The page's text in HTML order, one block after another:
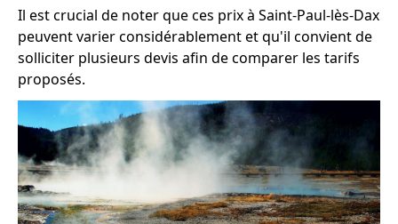
Il est crucial de noter que ces prix à Saint-Paul-lès-Dax
peuvent varier considérablement et qu'il convient de
solliciter plusieurs devis afin de comparer les tarifs
proposés.